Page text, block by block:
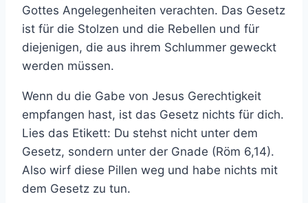
Gottes Angelegenheiten verachten. Das Gesetz
ist für die Stolzen und die Rebellen und für
diejenigen, die aus ihrem Schlummer geweckt
werden müssen.
Wenn du die Gabe von Jesus Gerechtigkeit
empfangen hast, ist das Gesetz nichts für dich.
Lies das Etikett: Du stehst nicht unter dem
Gesetz, sondern unter der Gnade (Röm 6,14).
Also wirf diese Pillen weg und habe nichts mit
dem Gesetz zu tun.